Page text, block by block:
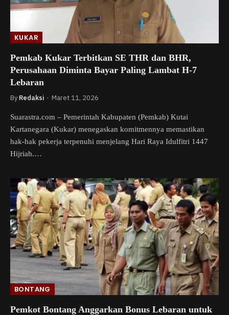
KUKAR
Pemkab Kukar Terbitkan SE THR dan BHR,
Perusahaan Diminta Bayar Paling Lambat H-7
Lebaran
By Redaksi Maret 11, 2026
Suarastra.com – Pemerintah Kabupaten (Pemkab) Kutai
Kartanegara (Kukar) menegaskan komitmennya memastikan
hak-hak pekerja terpenuhi menjelang Hari Raya Idulfitri 1447
Hijriah.…
BONTANG
Pemkot Bontang Anggarkan Bonus Lebaran untuk